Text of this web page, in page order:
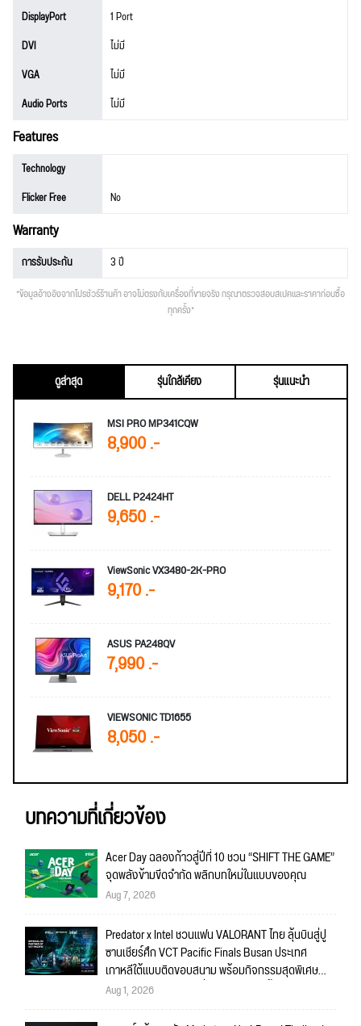
DisplayPort
1 Port
DVI
ไม่มี
VGA
ไม่มี
Audio Ports
ไม่มี
Features
Technology
Flicker Free
No
Warranty
การรับประกัน 3 ปี
*ข้อมูลอ้างอิงจากโปรชัวร์ร้านค้า อาจไม่ตรงกับเครื่องที่ขายจริง กรุณาตรวจสอบสเปคและราคาก่อนซื้อ
ทุกครั้ง*
ดูล่าสุด รุ่นใกล้เคียง
รุ่นแนะนำ
MSI PRO MP341CQW
8,900 .-
DELL P2424HT
9,650 .-
ViewSonic VX3480-2K-PRO
9,170 .-
ASUS PA248QV
7,990 .-
VIEWSONIC TD1655
8,050 .-
บทความที่เกี่ยวข้อง
Acer Day ฉลองก้าวสู่ปีที่ 10 ชวน “SHIFT THE GAME”
จุดพลังข้ามขีดจำกัด พลิกบทใหม่ในแบบของคุณ
Aug 7, 2026
Predator x Intel ชวนแฟน VALORANT ไทย ลุ้นบินสู่ปู
ซานเชียร์ศึก VCT Pacific Finals Busan ประเทศ
เกาหลีใต้แบบติดขอบสนาม พร้อมกิจกรรมสุดพิเศษ
ตลอดทัวร์นาเมนต์ วันที่ 5-6 กันยายนนี้!
Aug 1, 2026